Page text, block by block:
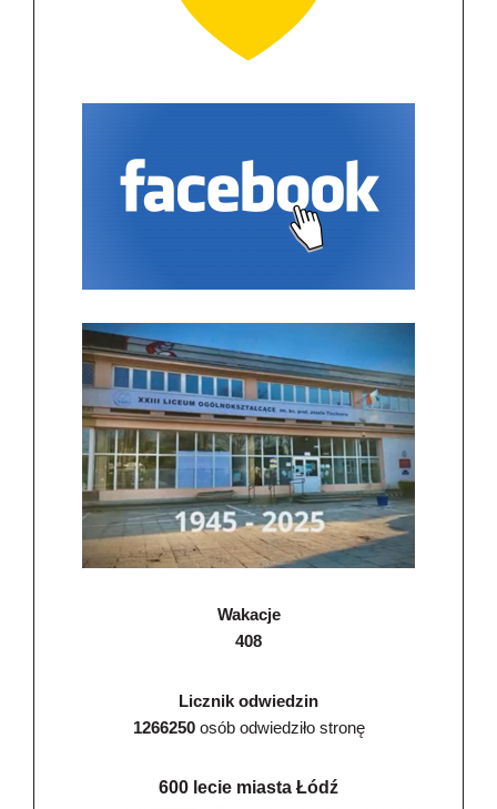
Wakacje
408
Licznik odwiedzin
1266250osób odwiedziło stronę
600 lecie miasta Łódź